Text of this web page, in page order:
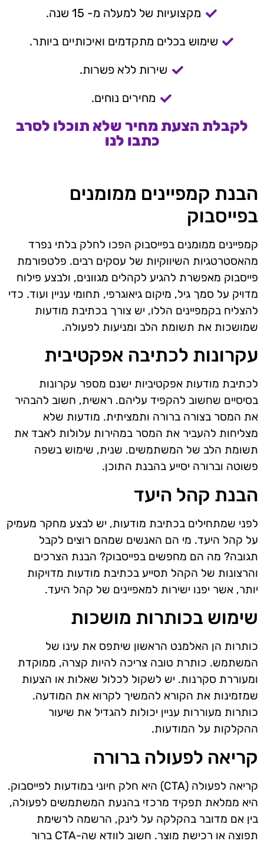
מקצועיות של למעלה מ- 15 שנה.
שימוש בכלים מתקדמים ואיכותיים ביותר.
שירות ללא פשרות.
מחירים נוחים.
לקבלת הצעת מחיר שלא תוכלו לסרב
כתבו לנו
הבנת קמפיינים ממומנים
בפייסבוק
קמפיינים ממומנים בפייסבוק הפכו לחלק בלתי נפרד
מהאסטרטגיות השיווקיות של עסקים רבים. פלטפורמת
פייסבוק מאפשרת להגיע לקהלים מגוונים, ולבצע פילוח
מדויק על סמך גיל, מיקום גיאוגרפי, תחומי עניין ועוד. כדי
להצליח בקמפיינים הללו, יש צורך בכתיבת מודעות
שמושכות את תשומת הלב ומניעות לפעולה.
עקרונות לכתיבה אפקטיבית
לכתיבת מודעות אפקטיביות ישנם מספר עקרונות
בסיסיים שחשוב להקפיד עליהם. ראשית, חשוב להבהיר
את המסר בצורה ברורה ותמציתית. מודעות שלא
מצליחות להעביר את המסר במהירות עלולות לאבד את
תשומת הלב של המשתמשים. שנית, שימוש בשפה
פשוטה וברורה יסייע בהבנת התוכן.
הבנת קהל היעד
לפני שמתחילים בכתיבת מודעות, יש לבצע מחקר מעמיק
על קהל היעד. מי הם האנשים שמהם רוצים לקבל
תגובה? מה הם מחפשים בפייסבוק? הבנת הצרכים
והרצונות של הקהל תסייע בכתיבת מודעות מדויקות
יותר, אשר יפנו ישירות למאפיינים של קהל היעד.
שימוש בכותרות מושכות
כותרות הן האלמנט הראשון שיתפס את עינו של
המשתמש. כותרת טובה צריכה להיות קצרה, ממוקדת
ומעוררת סקרנות. יש לשקול לכלול שאלות או הצעות
שמזמינות את הקורא להמשיך לקרוא את המודעה.
כותרות מעוררות עניין יכולות להגדיל את שיעור
ההקלקות על המודעות.
קריאה לפעולה ברורה
קריאה לפעולה (CTA) היא חלק חיוני במודעות לפייסבוק.
היא ממלאת תפקיד מרכזי בהנעת המשתמשים לפעולה,
בין אם מדובר בהקלקה על לינק, הרשמה לרשימת
תפוצה או רכישת מוצר. חשוב לוודא שה-CTA ברור